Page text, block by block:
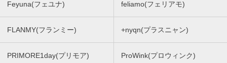
Feyuna(フェユナ) feliamo(フェリアモ)
FLANMY(フランミー) +nyqn(プラスニャン)
PRIMORE1day(プリモア) ProWink(プロウィンク)